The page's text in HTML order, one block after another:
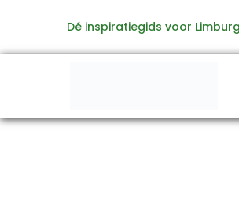
de
Dé inspiratiegids voor Limburg
naar: